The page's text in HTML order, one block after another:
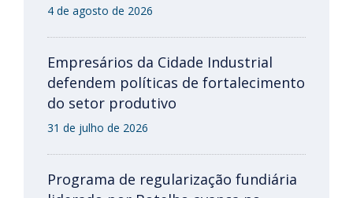
4 de agosto de 2026
Empresários da Cidade Industrial
defendem políticas de fortalecimento
do setor produtivo
31 de julho de 2026
Programa de regularização fundiária